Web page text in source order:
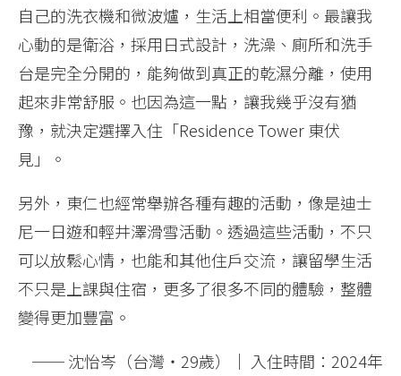
自己的洗衣機和微波爐，生活上相當便利。最讓我
心動的是衛浴，採用日式設計，洗澡、廁所和洗手
台是完全分開的，能夠做到真正的乾濕分離，使用
起來非常舒服。也因為這一點，讓我幾乎沒有猶
豫，就決定選擇入住「Residence Tower 東伏
見」。
另外，東仁也經常舉辦各種有趣的活動，像是迪士
尼一日遊和輕井澤滑雪活動。透過這些活動，不只
可以放鬆心情，也能和其他住戶交流，讓留學生活
不只是上課與住宿，更多了很多不同的體驗，整體
變得更加豐富。
── 沈怡岑（台灣・29歲）│ 入住時間：2024年